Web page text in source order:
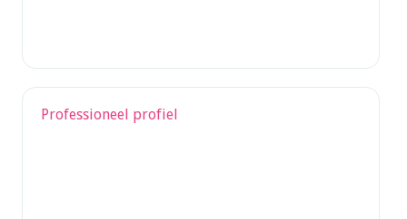
Professioneel profiel